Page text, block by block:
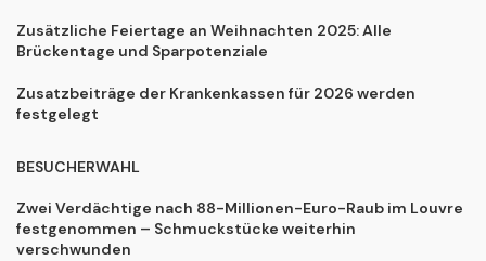
Zusätzliche Feiertage an Weihnachten 2025: Alle
Brückentage und Sparpotenziale
Zusatzbeiträge der Krankenkassen für 2026 werden
festgelegt
BESUCHERWAHL
Zwei Verdächtige nach 88-Millionen-Euro-Raub im Louvre
festgenommen – Schmuckstücke weiterhin
verschwunden